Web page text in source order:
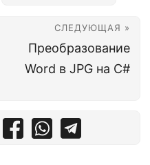
СЛЕДУЮЩАЯ »
Преобразование
Word в JPG на C#